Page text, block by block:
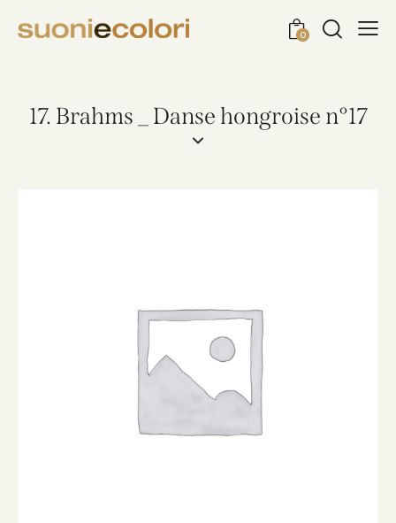
0
17. Brahms _ Danse hongroise n°17